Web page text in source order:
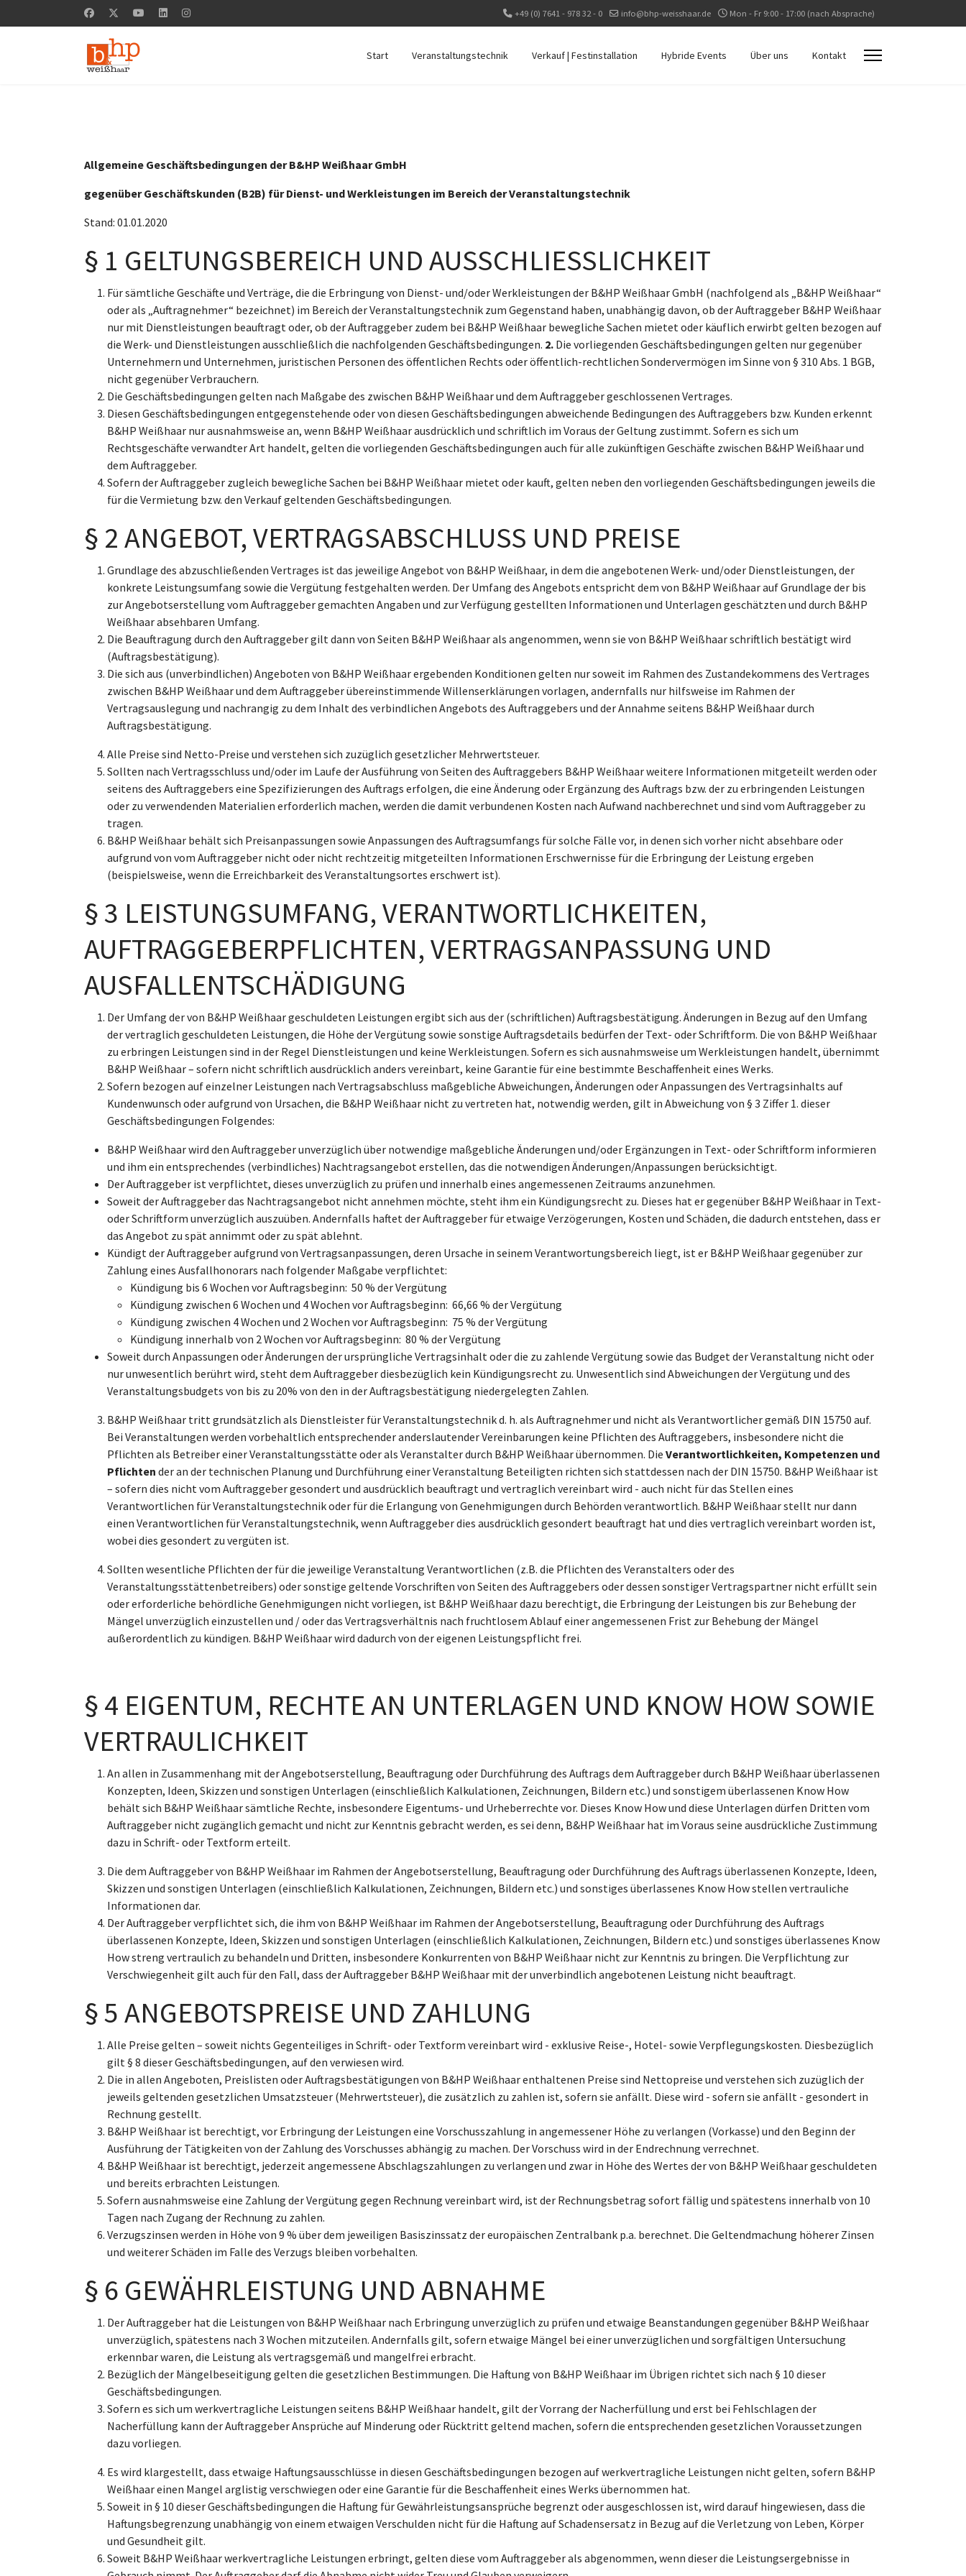
+49 (0) 7641 - 978 32 - 0 info@bhp-weisshaar.de Mon - Fr 9:00 - 17:00 (nach Absprache)
Start Veranstaltungstechnik Verkauf | Festinstallation Hybride Events Über uns Kontakt
Allgemeine Geschäftsbedingungen der B&HP Weißhaar GmbH
gegenüber Geschäftskunden (B2B) für Dienst- und Werkleistungen im Bereich der Veranstaltungstechnik
Stand: 01.01.2020
§ 1 GELTUNGSBEREICH UND AUSSCHLIESSLICHKEIT
Für sämtliche Geschäfte und Verträge, die die Erbringung von Dienst- und/oder Werkleistungen der B&HP Weißhaar GmbH (nachfolgend als „B&HP Weißhaar“
oder als „Auftragnehmer“ bezeichnet) im Bereich der Veranstaltungstechnik zum Gegenstand haben, unabhängig davon, ob der Auftraggeber B&HP Weißhaar
nur mit Dienstleistungen beauftragt oder, ob der Auftraggeber zudem bei B&HP Weißhaar bewegliche Sachen mietet oder käuflich erwirbt gelten bezogen auf
die Werk- und Dienstleistungen ausschließlich die nachfolgenden Geschäftsbedingungen. 2. Die vorliegenden Geschäftsbedingungen gelten nur gegenüber
Unternehmern und Unternehmen, juristischen Personen des öffentlichen Rechts oder öffentlich-rechtlichen Sondervermögen im Sinne von § 310 Abs. 1 BGB,
nicht gegenüber Verbrauchern.
Die Geschäftsbedingungen gelten nach Maßgabe des zwischen B&HP Weißhaar und dem Auftraggeber geschlossenen Vertrages.
Diesen Geschäftsbedingungen entgegenstehende oder von diesen Geschäftsbedingungen abweichende Bedingungen des Auftraggebers bzw. Kunden erkennt
B&HP Weißhaar nur ausnahmsweise an, wenn B&HP Weißhaar ausdrücklich und schriftlich im Voraus der Geltung zustimmt. Sofern es sich um
Rechtsgeschäfte verwandter Art handelt, gelten die vorliegenden Geschäftsbedingungen auch für alle zukünftigen Geschäfte zwischen B&HP Weißhaar und
dem Auftraggeber.
Sofern der Auftraggeber zugleich bewegliche Sachen bei B&HP Weißhaar mietet oder kauft, gelten neben den vorliegenden Geschäftsbedingungen jeweils die
für die Vermietung bzw. den Verkauf geltenden Geschäftsbedingungen.
§ 2 ANGEBOT, VERTRAGSABSCHLUSS UND PREISE
Grundlage des abzuschließenden Vertrages ist das jeweilige Angebot von B&HP Weißhaar, in dem die angebotenen Werk- und/oder Dienstleistungen, der
konkrete Leistungsumfang sowie die Vergütung festgehalten werden. Der Umfang des Angebots entspricht dem von B&HP Weißhaar auf Grundlage der bis
zur Angebotserstellung vom Auftraggeber gemachten Angaben und zur Verfügung gestellten Informationen und Unterlagen geschätzten und durch B&HP
Weißhaar absehbaren Umfang.
Die Beauftragung durch den Auftraggeber gilt dann von Seiten B&HP Weißhaar als angenommen, wenn sie von B&HP Weißhaar schriftlich bestätigt wird
(Auftragsbestätigung).
Die sich aus (unverbindlichen) Angeboten von B&HP Weißhaar ergebenden Konditionen gelten nur soweit im Rahmen des Zustandekommens des Vertrages
zwischen B&HP Weißhaar und dem Auftraggeber übereinstimmende Willenserklärungen vorlagen, andernfalls nur hilfsweise im Rahmen der
Vertragsauslegung und nachrangig zu dem Inhalt des verbindlichen Angebots des Auftraggebers und der Annahme seitens B&HP Weißhaar durch
Auftragsbestätigung.
Alle Preise sind Netto-Preise und verstehen sich zuzüglich gesetzlicher Mehrwertsteuer.
Sollten nach Vertragsschluss und/oder im Laufe der Ausführung von Seiten des Auftraggebers B&HP Weißhaar weitere Informationen mitgeteilt werden oder
seitens des Auftraggebers eine Spezifizierungen des Auftrags erfolgen, die eine Änderung oder Ergänzung des Auftrags bzw. der zu erbringenden Leistungen
oder zu verwendenden Materialien erforderlich machen, werden die damit verbundenen Kosten nach Aufwand nachberechnet und sind vom Auftraggeber zu
tragen.
B&HP Weißhaar behält sich Preisanpassungen sowie Anpassungen des Auftragsumfangs für solche Fälle vor, in denen sich vorher nicht absehbare oder
aufgrund von vom Auftraggeber nicht oder nicht rechtzeitig mitgeteilten Informationen Erschwernisse für die Erbringung der Leistung ergeben
(beispielsweise, wenn die Erreichbarkeit des Veranstaltungsortes erschwert ist).
§ 3 LEISTUNGSUMFANG, VERANTWORTLICHKEITEN,
AUFTRAGGEBERPFLICHTEN, VERTRAGSANPASSUNG UND
AUSFALLENTSCHÄDIGUNG
Der Umfang der von B&HP Weißhaar geschuldeten Leistungen ergibt sich aus der (schriftlichen) Auftragsbestätigung. Änderungen in Bezug auf den Umfang
der vertraglich geschuldeten Leistungen, die Höhe der Vergütung sowie sonstige Auftragsdetails bedürfen der Text- oder Schriftform. Die von B&HP Weißhaar
zu erbringen Leistungen sind in der Regel Dienstleistungen und keine Werkleistungen. Sofern es sich ausnahmsweise um Werkleistungen handelt, übernimmt
B&HP Weißhaar – sofern nicht schriftlich ausdrücklich anders vereinbart, keine Garantie für eine bestimmte Beschaffenheit eines Werks.
Sofern bezogen auf einzelner Leistungen nach Vertragsabschluss maßgebliche Abweichungen, Änderungen oder Anpassungen des Vertragsinhalts auf
Kundenwunsch oder aufgrund von Ursachen, die B&HP Weißhaar nicht zu vertreten hat, notwendig werden, gilt in Abweichung von § 3 Ziffer 1. dieser
Geschäftsbedingungen Folgendes:
B&HP Weißhaar wird den Auftraggeber unverzüglich über notwendige maßgebliche Änderungen und/oder Ergänzungen in Text- oder Schriftform informieren
und ihm ein entsprechendes (verbindliches) Nachtragsangebot erstellen, das die notwendigen Änderungen/Anpassungen berücksichtigt.
Der Auftraggeber ist verpflichtet, dieses unverzüglich zu prüfen und innerhalb eines angemessenen Zeitraums anzunehmen.
Soweit der Auftraggeber das Nachtragsangebot nicht annehmen möchte, steht ihm ein Kündigungsrecht zu. Dieses hat er gegenüber B&HP Weißhaar in Text-
oder Schriftform unverzüglich auszuüben. Andernfalls haftet der Auftraggeber für etwaige Verzögerungen, Kosten und Schäden, die dadurch entstehen, dass er
das Angebot zu spät annimmt oder zu spät ablehnt.
Kündigt der Auftraggeber aufgrund von Vertragsanpassungen, deren Ursache in seinem Verantwortungsbereich liegt, ist er B&HP Weißhaar gegenüber zur
Zahlung eines Ausfallhonorars nach folgender Maßgabe verpflichtet:
Kündigung bis 6 Wochen vor Auftragsbeginn: 50 % der Vergütung
Kündigung zwischen 6 Wochen und 4 Wochen vor Auftragsbeginn: 66,66 % der Vergütung
Kündigung zwischen 4 Wochen und 2 Wochen vor Auftragsbeginn: 75 % der Vergütung
Kündigung innerhalb von 2 Wochen vor Auftragsbeginn: 80 % der Vergütung
Soweit durch Anpassungen oder Änderungen der ursprüngliche Vertragsinhalt oder die zu zahlende Vergütung sowie das Budget der Veranstaltung nicht oder
nur unwesentlich berührt wird, steht dem Auftraggeber diesbezüglich kein Kündigungsrecht zu. Unwesentlich sind Abweichungen der Vergütung und des
Veranstaltungsbudgets von bis zu 20% von den in der Auftragsbestätigung niedergelegten Zahlen.
B&HP Weißhaar tritt grundsätzlich als Dienstleister für Veranstaltungstechnik d. h. als Auftragnehmer und nicht als Verantwortlicher gemäß DIN 15750 auf.
Bei Veranstaltungen werden vorbehaltlich entsprechender anderslautender Vereinbarungen keine Pflichten des Auftraggebers, insbesondere nicht die
Pflichten als Betreiber einer Veranstaltungsstätte oder als Veranstalter durch B&HP Weißhaar übernommen. Die Verantwortlichkeiten, Kompetenzen und
Pflichten der an der technischen Planung und Durchführung einer Veranstaltung Beteiligten richten sich stattdessen nach der DIN 15750. B&HP Weißhaar ist
– sofern dies nicht vom Auftraggeber gesondert und ausdrücklich beauftragt und vertraglich vereinbart wird - auch nicht für das Stellen eines
Verantwortlichen für Veranstaltungstechnik oder für die Erlangung von Genehmigungen durch Behörden verantwortlich. B&HP Weißhaar stellt nur dann
einen Verantwortlichen für Veranstaltungstechnik, wenn Auftraggeber dies ausdrücklich gesondert beauftragt hat und dies vertraglich vereinbart worden ist,
wobei dies gesondert zu vergüten ist.
Sollten wesentliche Pflichten der für die jeweilige Veranstaltung Verantwortlichen (z.B. die Pflichten des Veranstalters oder des
Veranstaltungsstättenbetreibers) oder sonstige geltende Vorschriften von Seiten des Auftraggebers oder dessen sonstiger Vertragspartner nicht erfüllt sein
oder erforderliche behördliche Genehmigungen nicht vorliegen, ist B&HP Weißhaar dazu berechtigt, die Erbringung der Leistungen bis zur Behebung der
Mängel unverzüglich einzustellen und / oder das Vertragsverhältnis nach fruchtlosem Ablauf einer angemessenen Frist zur Behebung der Mängel
außerordentlich zu kündigen. B&HP Weißhaar wird dadurch von der eigenen Leistungspflicht frei.
§ 4 EIGENTUM, RECHTE AN UNTERLAGEN UND KNOW HOW SOWIE
VERTRAULICHKEIT
An allen in Zusammenhang mit der Angebotserstellung, Beauftragung oder Durchführung des Auftrags dem Auftraggeber durch B&HP Weißhaar überlassenen
Konzepten, Ideen, Skizzen und sonstigen Unterlagen (einschließlich Kalkulationen, Zeichnungen, Bildern etc.) und sonstigem überlassenen Know How
behält sich B&HP Weißhaar sämtliche Rechte, insbesondere Eigentums- und Urheberrechte vor. Dieses Know How und diese Unterlagen dürfen Dritten vom
Auftraggeber nicht zugänglich gemacht und nicht zur Kenntnis gebracht werden, es sei denn, B&HP Weißhaar hat im Voraus seine ausdrückliche Zustimmung
dazu in Schrift- oder Textform erteilt.
Die dem Auftraggeber von B&HP Weißhaar im Rahmen der Angebotserstellung, Beauftragung oder Durchführung des Auftrags überlassenen Konzepte, Ideen,
Skizzen und sonstigen Unterlagen (einschließlich Kalkulationen, Zeichnungen, Bildern etc.) und sonstiges überlassenes Know How stellen vertrauliche
Informationen dar.
Der Auftraggeber verpflichtet sich, die ihm von B&HP Weißhaar im Rahmen der Angebotserstellung, Beauftragung oder Durchführung des Auftrags
überlassenen Konzepte, Ideen, Skizzen und sonstigen Unterlagen (einschließlich Kalkulationen, Zeichnungen, Bildern etc.) und sonstiges überlassenes Know
How streng vertraulich zu behandeln und Dritten, insbesondere Konkurrenten von B&HP Weißhaar nicht zur Kenntnis zu bringen. Die Verpflichtung zur
Verschwiegenheit gilt auch für den Fall, dass der Auftraggeber B&HP Weißhaar mit der unverbindlich angebotenen Leistung nicht beauftragt.
§ 5 ANGEBOTSPREISE UND ZAHLUNG
Alle Preise gelten – soweit nichts Gegenteiliges in Schrift- oder Textform vereinbart wird - exklusive Reise-, Hotel- sowie Verpflegungskosten. Diesbezüglich
gilt § 8 dieser Geschäftsbedingungen, auf den verwiesen wird.
Die in allen Angeboten, Preislisten oder Auftragsbestätigungen von B&HP Weißhaar enthaltenen Preise sind Nettopreise und verstehen sich zuzüglich der
jeweils geltenden gesetzlichen Umsatzsteuer (Mehrwertsteuer), die zusätzlich zu zahlen ist, sofern sie anfällt. Diese wird - sofern sie anfällt - gesondert in
Rechnung gestellt.
B&HP Weißhaar ist berechtigt, vor Erbringung der Leistungen eine Vorschusszahlung in angemessener Höhe zu verlangen (Vorkasse) und den Beginn der
Ausführung der Tätigkeiten von der Zahlung des Vorschusses abhängig zu machen. Der Vorschuss wird in der Endrechnung verrechnet.
B&HP Weißhaar ist berechtigt, jederzeit angemessene Abschlagszahlungen zu verlangen und zwar in Höhe des Wertes der von B&HP Weißhaar geschuldeten
und bereits erbrachten Leistungen.
Sofern ausnahmsweise eine Zahlung der Vergütung gegen Rechnung vereinbart wird, ist der Rechnungsbetrag sofort fällig und spätestens innerhalb von 10
Tagen nach Zugang der Rechnung zu zahlen.
Verzugszinsen werden in Höhe von 9 % über dem jeweiligen Basiszinssatz der europäischen Zentralbank p.a. berechnet. Die Geltendmachung höherer Zinsen
und weiterer Schäden im Falle des Verzugs bleiben vorbehalten.
§ 6 GEWÄHRLEISTUNG UND ABNAHME
Der Auftraggeber hat die Leistungen von B&HP Weißhaar nach Erbringung unverzüglich zu prüfen und etwaige Beanstandungen gegenüber B&HP Weißhaar
unverzüglich, spätestens nach 3 Wochen mitzuteilen. Andernfalls gilt, sofern etwaige Mängel bei einer unverzüglichen und sorgfältigen Untersuchung
erkennbar waren, die Leistung als vertragsgemäß und mangelfrei erbracht.
Bezüglich der Mängelbeseitigung gelten die gesetzlichen Bestimmungen. Die Haftung von B&HP Weißhaar im Übrigen richtet sich nach § 10 dieser
Geschäftsbedingungen.
Sofern es sich um werkvertragliche Leistungen seitens B&HP Weißhaar handelt, gilt der Vorrang der Nacherfüllung und erst bei Fehlschlagen der
Nacherfüllung kann der Auftraggeber Ansprüche auf Minderung oder Rücktritt geltend machen, sofern die entsprechenden gesetzlichen Voraussetzungen
dazu vorliegen.
Es wird klargestellt, dass etwaige Haftungsausschlüsse in diesen Geschäftsbedingungen bezogen auf werkvertragliche Leistungen nicht gelten, sofern B&HP
Weißhaar einen Mangel arglistig verschwiegen oder eine Garantie für die Beschaffenheit eines Werks übernommen hat.
Soweit in § 10 dieser Geschäftsbedingungen die Haftung für Gewährleistungsansprüche begrenzt oder ausgeschlossen ist, wird darauf hingewiesen, dass die
Haftungsbegrenzung unabhängig von einem etwaigen Verschulden nicht für die Haftung auf Schadensersatz in Bezug auf die Verletzung von Leben, Körper
und Gesundheit gilt.
Soweit B&HP Weißhaar werkvertragliche Leistungen erbringt, gelten diese vom Auftraggeber als abgenommen, wenn dieser die Leistungsergebnisse in